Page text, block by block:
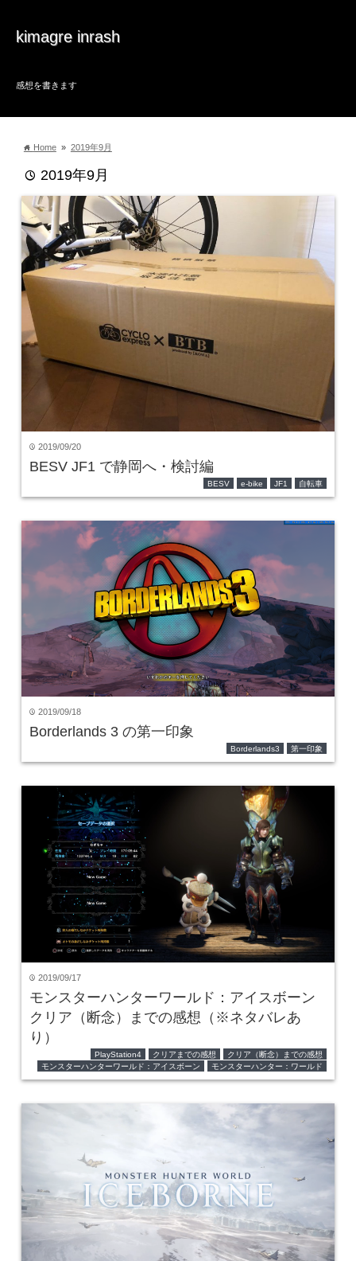
kimagre inrash
感想を書きます
home Home » 2019年9月
time 2019年9月
time 2019/09/20
BESV JF1 で静岡へ・検討編
BESV e-bike JF1 自転車
time 2019/09/18
Borderlands 3 の第一印象
Borderlands3 第一印象
time 2019/09/17
モンスターハンターワールド：アイスボーン
クリア（断念）までの感想（※ネタバレあ
り）
PlayStation4 クリアまでの感想
クリア（断念）までの感想
モンスターハンターワールド：アイスボーン
モンスターハンター：ワールド